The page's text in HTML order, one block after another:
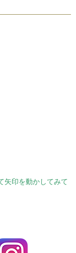
矢印を動かしてみて